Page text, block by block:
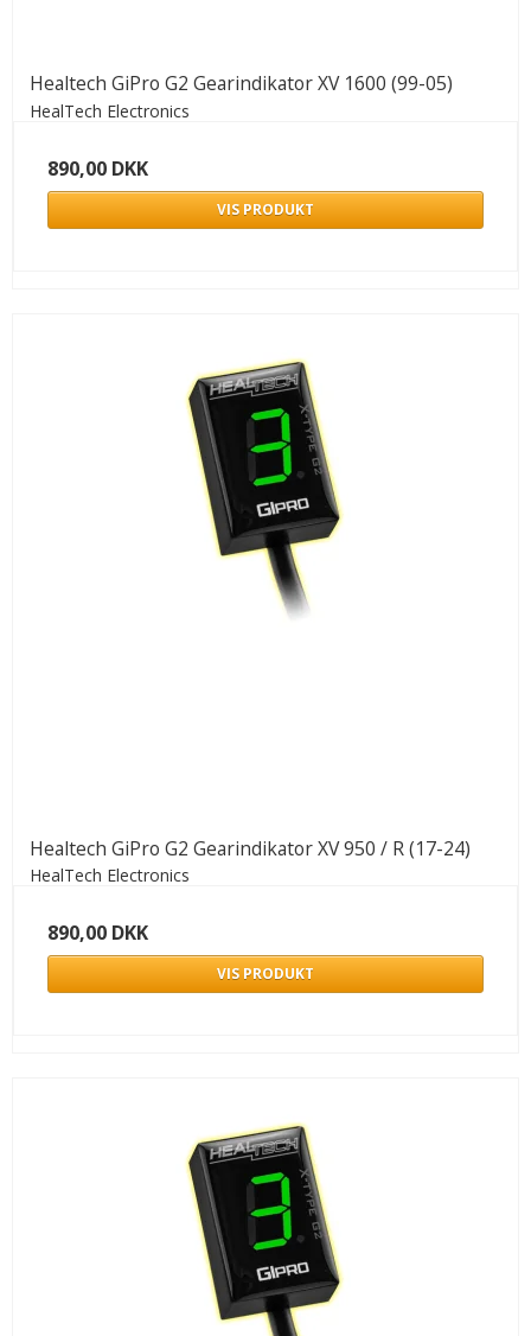
Healtech GiPro G2 Gearindikator XV 1600 (99-05)
HealTech Electronics
890,00 DKK
VIS PRODUKT
Healtech GiPro G2 Gearindikator XV 950 / R (17-24)
HealTech Electronics
890,00 DKK
VIS PRODUKT